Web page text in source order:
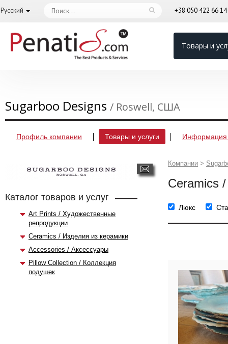
Русский +38 050 422 66 14
Товары и
Sugarboo Designs / Roswell, США
Профиль компании Товары и услуги Информация
Каталог товаров и услуг
Art Prints / Художественные
репродукции
Ceramics / Изделия из керамики
Accessories / Аксессуары
Pillow Collection / Коллекция
подушек
Компании >
Ceramics
Люкс